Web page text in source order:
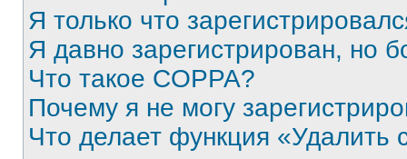
Я только что
Я давно зарегистрирован, но
Что такое COPPA?
Почему я не могу
Что делает функция «Удалить